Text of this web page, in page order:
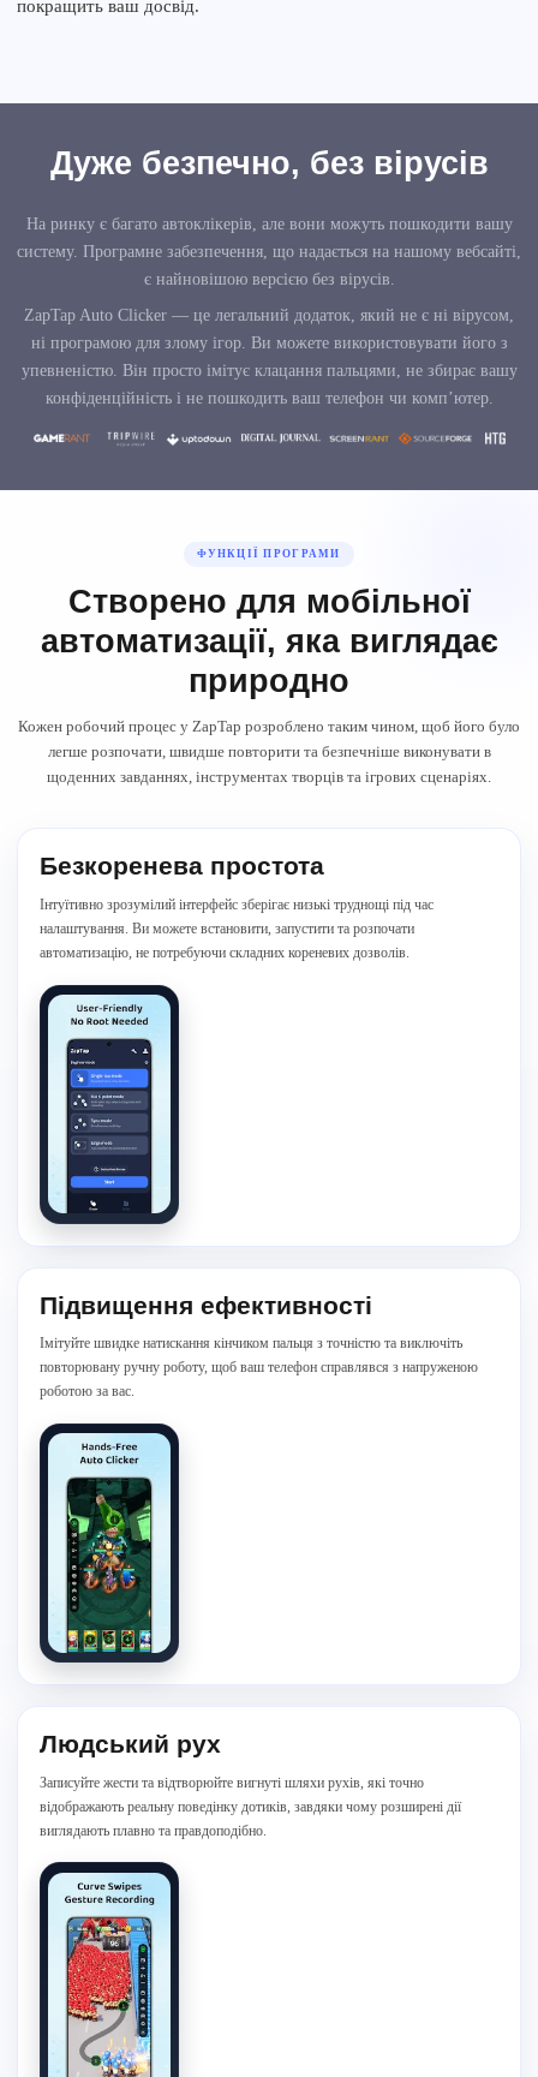
покращить ваш досвід.
Дуже безпечно, без вірусів
На ринку є багато автоклікерів, але вони можуть пошкодити вашу
систему. Програмне забезпечення, що надається на нашому вебсайті,
є найновішою версією без вірусів.
ZapTap Auto Clicker — це легальний додаток, який не є ні вірусом,
ні програмою для злому ігор. Ви можете використовувати його з
упевненістю. Він просто імітує клацання пальцями, не збирає вашу
конфіденційність і не пошкодить ваш телефон чи комп’ютер.
ФУНКЦІЇ ПРОГРАМИ
Створено для мобільної
автоматизації, яка виглядає
природно
Кожен робочий процес у ZapTap розроблено таким чином, щоб його було
легше розпочати, швидше повторити та безпечніше виконувати в
щоденних завданнях, інструментах творців та ігрових сценаріях.
Безкоренева простота
Інтуїтивно зрозумілий інтерфейс зберігає низькі труднощі під час
налаштування. Ви можете встановити, запустити та розпочати
автоматизацію, не потребуючи складних кореневих дозволів.
Підвищення ефективності
Імітуйте швидке натискання кінчиком пальця з точністю та виключіть
повторювану ручну роботу, щоб ваш телефон справлявся з напруженою
роботою за вас.
Людський рух
Записуйте жести та відтворюйте вигнуті шляхи рухів, які точно
відображають реальну поведінку дотиків, завдяки чому розширені дії
виглядають плавно та правдоподібно.